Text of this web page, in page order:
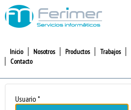
Inicio Nosotros Productos Trabajos
Contacto
Usuario *